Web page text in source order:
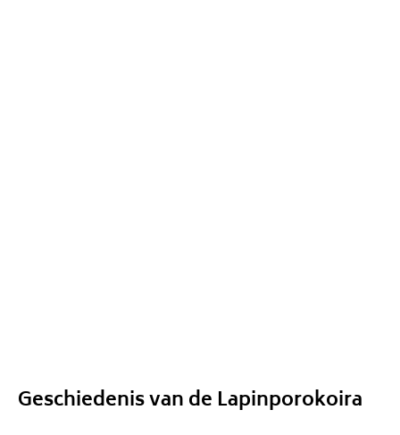
Geschiedenis van de Lapinporokoira